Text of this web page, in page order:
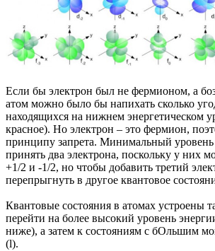
Если бы электрон был не фермионом, а
атом можно было бы напихать сколько
находящихся на нижнем энергетическом
красное). Но электрон – это фермион,
принципу запрета. Минимальный
принять два электрона, поскольку у них
+1/2 и -1/2, но чтобы добавить третий
перепрыгнуть в другое квантовое
Квантовые состояния в атомах устроены
перейти на более высокий уровень
ниже), а затем к состояниям с бОльшим
(l).